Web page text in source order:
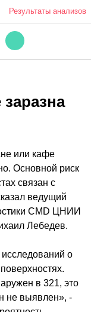
Результаты анализов
заразна
или кафе
Основной риск
связан с
ведущий
CMD ЦНИИ
Лебедев.
исследований о
в 321, это
не выявлен», -